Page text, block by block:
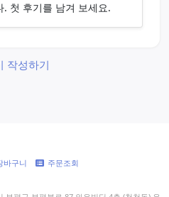
첫 후기를 남겨 보세요.
작성하기
바구니 주문조회